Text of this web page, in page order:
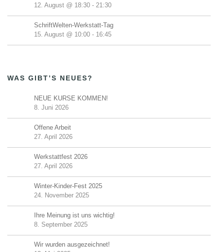
12. August @ 18:30 - 21:30
SchriftWelten-Werkstatt-Tag
15. August @ 10:00 - 16:45
WAS GIBT’S NEUES?
NEUE KURSE KOMMEN!
8. Juni 2026
Offene Arbeit
27. April 2026
Werkstattfest 2026
27. April 2026
Winter-Kinder-Fest 2025
24. November 2025
Ihre Meinung ist uns wichtig!
8. September 2025
Wir wurden ausgezeichnet!